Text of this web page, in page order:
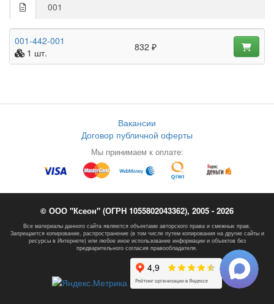
001
001-442-001
1 шт.
832 ₽
Вакансии
Договор публичной оферты
Мы принимаем к оплате:
© ООО "Ксеон" (ОГРН 1055802043362), 2005 - 2026
Все материалы данного сайта являются объектами авторского права и смежных прав.
Запрещается копирование, распространение (в том числе путем копирования на другие сайты и
ресурсы в Интернете) или любое иное использование информации и объектов без
предварительного согласия правообладателя.